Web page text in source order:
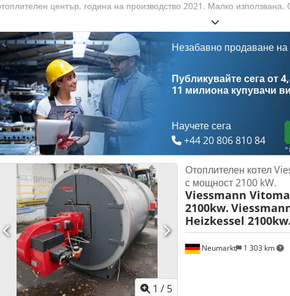
център, година на производство 2021. Малко
Незабавно продаване
Публикувайте сега от
11 милиона купувачи
Научете сега
+44 20 806 810 84
1 / 5
Neumarkt 1 303 km
Отоплителен котел
с мощност 2100 kW.
Viessmann
2100kw.
Heizkessel 2100kw.